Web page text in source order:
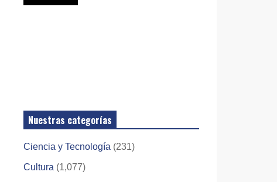
Nuestras categorías
Ciencia y Tecnología (231)
Cultura (1,077)